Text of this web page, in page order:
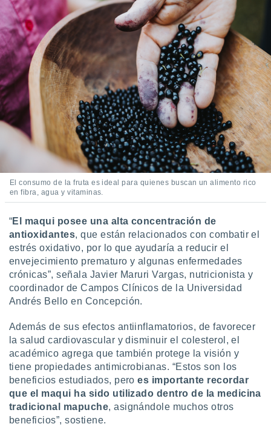
similares
como
este sitio
IP
de
posible
traten tus
en
interés
a lo que
u
datos
en
en
en
de
un
o acceder
datos
El consumo de la fruta es ideal para quienes buscan un alimento rico
en fibra, agua y vitaminas.
“El maqui posee una alta concentración de
antioxidantes, que están relacionados con combatir el
estrés oxidativo, por lo que ayudaría a reducir el
envejecimiento prematuro y algunas enfermedades
crónicas”, señala Javier Maruri Vargas, nutricionista y
coordinador de Campos Clínicos de la Universidad
Andrés Bello en Concepción.
Además de sus efectos antiinflamatorios, de favorecer
la salud cardiovascular y disminuir el colesterol, el
académico agrega que también protege la visión y
tiene propiedades antimicrobianas. “Estos son los
beneficios estudiados, peroes importante recordar
que el maqui ha sido utilizado dentro de la medicina
tradicional mapuche, asignándole muchos otros
beneficios”, sostiene.